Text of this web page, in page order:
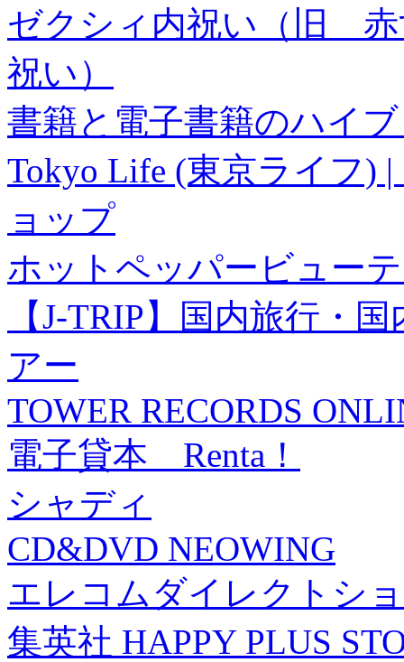
ゼクシィ内祝い（旧 赤
祝い）
書籍と電子書籍のハイ
Tokyo Life (東京ライフ)
ョップ
ホットペッパービュー
【J-TRIP】国内旅行・
アー
TOWER RECORDS
電子貸本 Renta！
シャディ
CD&DVD NEOWING
エレコムダイレクトシ
集英社 HAPPY PLUS